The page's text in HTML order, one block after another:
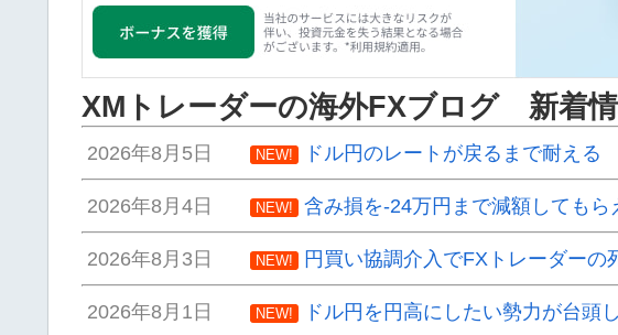
XMトレーダーの海外FXブログ 新着
2026年8月5日 NEW! ドル円のレートが戻るまで耐える
2026年8月4日 NEW! 含み損を-24万円まで減額してもら
2026年8月3日 NEW! 円買い協調介入でFXトレーダーの
2026年8月1日 NEW! ドル円を円高にしたい勢力が台頭